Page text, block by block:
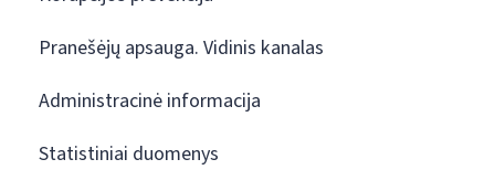
Pranešėjų apsauga. Vidinis kanalas
Administracinė informacija
Statistiniai duomenys